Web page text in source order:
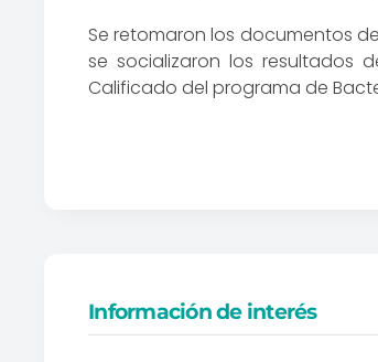
Se retomaron los documentos
se socializaron los resultados
Calificado del programa de
Información de interés